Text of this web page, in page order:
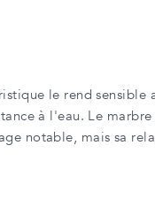
le rend sensible
à l'eau. Le
notable, mais sa